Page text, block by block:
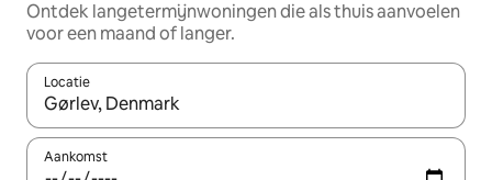
Ontdek langetermijnwoningen die als thuis aanvoelen
voor een maand of langer.
Locatie
Wanneer er resultaten beschikbaar zijn, maak je een keuze
Aankomst